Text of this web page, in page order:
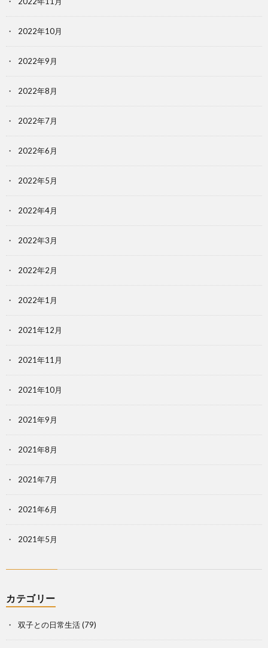
2022年10月
2022年9月
2022年8月
2022年7月
2022年6月
2022年5月
2022年4月
2022年3月
2022年2月
2022年1月
2021年12月
2021年11月
2021年10月
2021年9月
2021年8月
2021年7月
2021年6月
2021年5月
カテゴリー
双子との日常生活(79)